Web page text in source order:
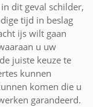
dit geval schilder,
tijd in beslag
ijs wilt gaan
u uw
juiste keuze te
kunnen
komen die u
garandeerd.